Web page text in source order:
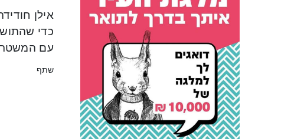
אילן
כדי
עם
שתף